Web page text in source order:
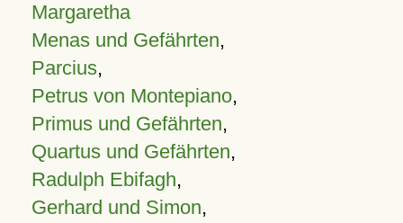
Margaretha
Menas und Gefährten,
Parcius,
Petrus von Montepiano,
Primus und Gefährten,
Quartus und Gefährten,
Radulph Ebifagh,
Gerhard und Simon,